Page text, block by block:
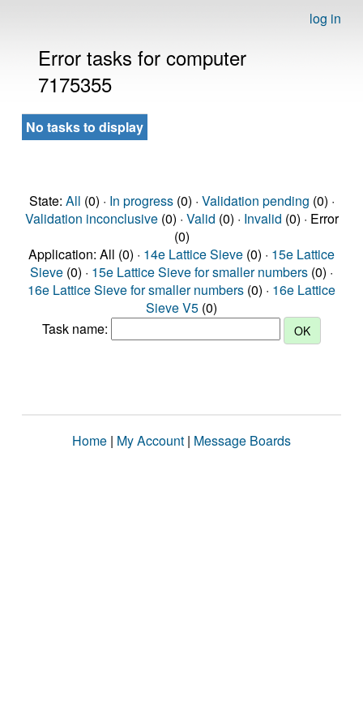
log in
Error tasks for computer
7175355
No tasks to display
State: All (0) · In progress(0) · Validation pending (0) ·
Validation inconclusive(0) · Valid (0) · Invalid (0) · Error
(0)
Application: All (0) · 14e Lattice Sieve (0) · 15e Lattice
Sieve (0) · 15e Lattice Sieve for smaller numbers (0) ·
16e Lattice Sieve for smaller numbers (0) · 16e Lattice
Sieve V5 (0)
Task name:
Home | My Account | Message Boards